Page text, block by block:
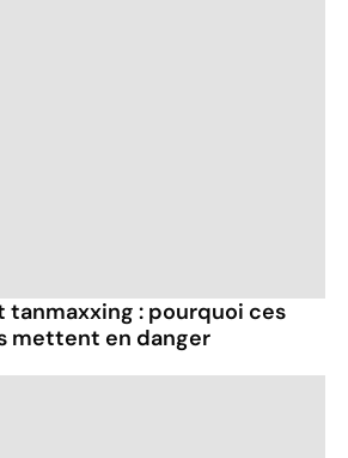
tanmaxxing : pourquoi ces
mettent en danger